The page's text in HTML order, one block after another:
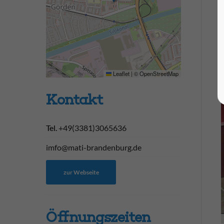
Leaflet | ©OpenStreetMap
Kontakt
Tel. +49(3381)3065636
imfo@mati-brandenburg.de
zur Webseite
Öffnungs­zeiten